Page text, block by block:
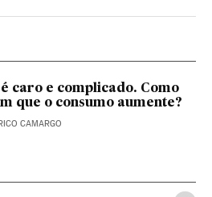
Twitter
en Instagram
Brasil en Facebook
caro e complicado. Como
que o consumo aumente?
CAMARGO